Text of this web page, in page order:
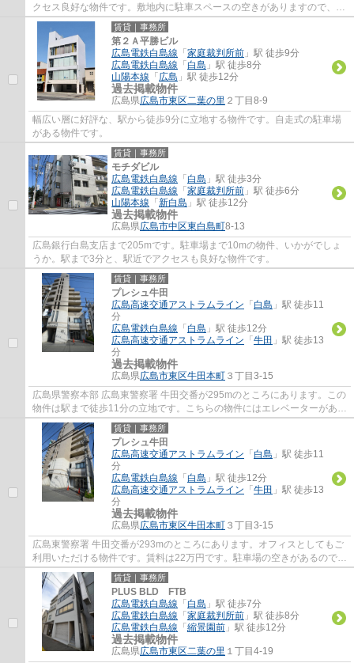
クセス良好な物件です。敷地内に駐車スペースの空きがありますので、車
がある方にも安心していただけます。新しく...
賃貸｜事務所
第２Ａ平勝ビル
広島電鉄白島線 「 家庭裁判所前 」駅 徒歩9分
広島電鉄白島線 「 白島 」駅 徒歩8分
山陽本線 「 広島 」駅 徒歩12分
過去掲載物件
広島県広島市東区二葉の里 ２丁目8-9
幅広い層に好評な、駅から徒歩9分に立地する物件です。自走式の駐車場
がある物件です。
賃貸｜事務所
モチダビル
広島電鉄白島線 「 白島 」駅 徒歩3分
広島電鉄白島線 「 家庭裁判所前 」駅 徒歩6分
山陽本線 「 新白島 」駅 徒歩12分
過去掲載物件
広島県広島市中区東白島町8-13
広島銀行白島支店まで205mです。駐車場まで10mの物件、いかがでしょ
うか。駅まで3分と、駅近でアクセスも良好な物件です。
賃貸｜事務所
プレシュ牛田
広島高速交通アストラムライン 「 白島 」駅 徒歩11
分
広島電鉄白島線 「 白島 」駅 徒歩12分
広島高速交通アストラムライン 「 牛田 」駅 徒歩13
分
過去掲載物件
広島県広島市東区牛田本町 ３丁目3-15
広島県警察本部 広島東警察署 牛田交番が295mのところにあります。この
物件は駅まで徒歩11分の立地です。こちらの物件にはエレベーターがあり
ます。
賃貸｜事務所
プレシュ牛田
広島高速交通アストラムライン 「 白島 」駅 徒歩11
分
広島電鉄白島線 「 白島 」駅 徒歩12分
広島高速交通アストラムライン 「 牛田 」駅 徒歩13
分
過去掲載物件
広島県広島市東区牛田本町 ３丁目3-15
広島東警察署 牛田交番が293mのところにあります。オフィスとしてもご
利用いただける物件です。賃料は22万円です。駐車場の空きがあるので、
他で駐車場を契約する必要がありません。徒...
賃貸｜事務所
PLUS BLD FTB
広島電鉄白島線 「 白島 」駅 徒歩7分
広島電鉄白島線 「 家庭裁判所前 」駅 徒歩8分
広島電鉄白島線 「 縮景園前 」駅 徒歩12分
過去掲載物件
広島県広島市東区二葉の里 １丁目4-19